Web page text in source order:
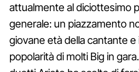
attualmente al diciottesimo
generale: un piazzamento
giovane età della cantante
popolarità di molti Big in